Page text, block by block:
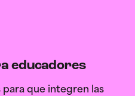
educadores
que integren las